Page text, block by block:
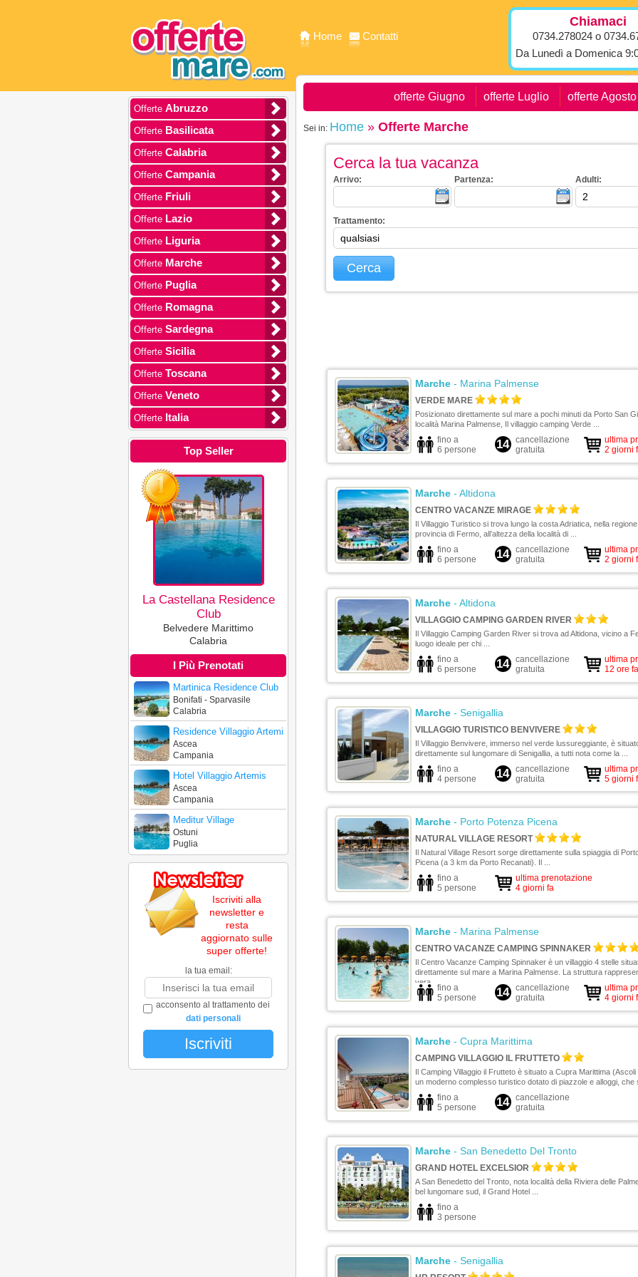
Offerte Abruzzo
Offerte Basilicata
Offerte Calabria
Offerte Campania
Offerte Friuli
Offerte Lazio
Offerte Liguria
Offerte Marche
Offerte Puglia
Offerte Romagna
Offerte Sardegna
Offerte Sicilia
Offerte Toscana
Offerte Veneto
Offerte Italia
Top Seller
La Castellana Residence
Club
Belvedere Marittimo
Calabria
I Più Prenotati
Martinica Residence Club
Bonifati - Sparvasile
Calabria
Residence Villaggio Artemis
Ascea
Campania
Hotel Villaggio Artemis
Ascea
Campania
Meditur Village
Ostuni
Puglia
Iscriviti alla
newsletter e
resta
aggiornato sulle
super offerte!
la tua email:
acconsento al trattamento dei
dati personali
Home Contatti
Chiamaci
0734.278024 o
Da Lunedì a Domenica
offerte Giugno offerte Luglio offerte Agosto
Sei in: Home » Offerte Marche
Cerca la tua vacanza
Arrivo: Partenza: Adulti:
Trattamento:
Cerca
Marche- Marina Palmense
VERDE MARE
Posizionato direttamente sul mare a pochi minuti da Porto San
località Marina Palmense, Il villaggio camping Verde ...
fino a
6 persone
14
cancellazione
gratuita
ultima
2 giorni
Marche- Altidona
CENTRO VACANZE MIRAGE
Il Villaggio Turistico si trova lungo la costa Adriatica, nella
provincia di Fermo, all’altezza della località di ...
fino a
6 persone
14
cancellazione
gratuita
ultima
2 giorni
Marche- Altidona
VILLAGGIO CAMPING GARDEN RIVER
Il Villaggio Camping Garden River si trova ad Altidona, vicino a
luogo ideale per chi ...
fino a
6 persone
14
cancellazione
gratuita
ultima
12 ore fa
Marche- Senigallia
VILLAGGIO TURISTICO BENVIVERE
Il Villaggio Benvivere, immerso nel verde lussureggiante, è
direttamente sul lungomare di Senigallia, a tutti nota come la ...
fino a
4 persone
14
cancellazione
gratuita
ultima
5 giorni
Marche- Porto Potenza Picena
NATURAL VILLAGE RESORT
Il Natural Village Resort sorge direttamente sulla spiaggia di
Picena (a 3 km da Porto Recanati). Il ...
fino a
5 persone
ultima prenotazione
4 giorni fa
Marche- Marina Palmense
CENTRO VACANZE CAMPING SPINNAKER
Il Centro Vacanze Camping Spinnaker è un villaggio 4 stelle
direttamente sul mare a Marina Palmense. La struttura
vera ...
fino a
5 persone
14
cancellazione
gratuita
ultima
4 giorni
Marche- Cupra Marittima
CAMPING VILLAGGIO IL FRUTTETO
Il Camping Villaggio il Frutteto è situato a Cupra Marittima
un moderno complesso turistico dotato di piazzole e alloggi, che
fino a
5 persone
14
cancellazione
gratuita
Marche- San Benedetto Del Tronto
GRAND HOTEL EXCELSIOR
A San Benedetto del Tronto, nota località della Riviera delle
bel lungomare sud, il Grand Hotel ...
fino a
3 persone
Marche- Senigallia